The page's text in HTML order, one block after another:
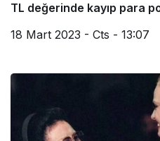
TL değerinde kayıp para
18 Mart 2023 - Cts - 13:07